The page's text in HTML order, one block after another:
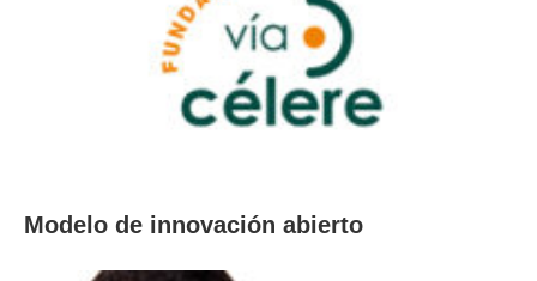
Modelo de innovación abierto